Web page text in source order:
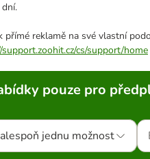
reklamě na své vlastní
cs/support/home
pouze pro
jednu možnost